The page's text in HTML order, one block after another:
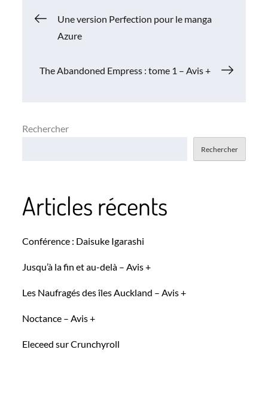
Navigation
Une version Perfection pour le manga
Azure
The Abandoned Empress : tome 1 – Avis +
Rechercher
Rechercher
Articles récents
Conférence : Daisuke Igarashi
Jusqu’à la fin et au-delà – Avis +
Les Naufragés des îles Auckland – Avis +
Noctance – Avis +
Eleceed sur Crunchyroll